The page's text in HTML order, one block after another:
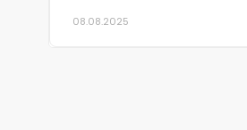
08.08.2025